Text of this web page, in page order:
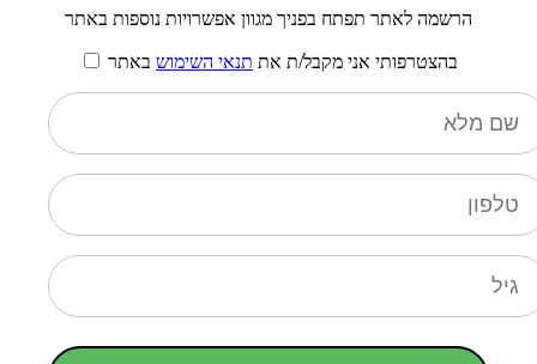
הרשמה לאתר תפתח בפניך מגוון אפשרויות נוספות באתר
בהצטרפותי אני מקבל/ת את תנאי השימוש באתר